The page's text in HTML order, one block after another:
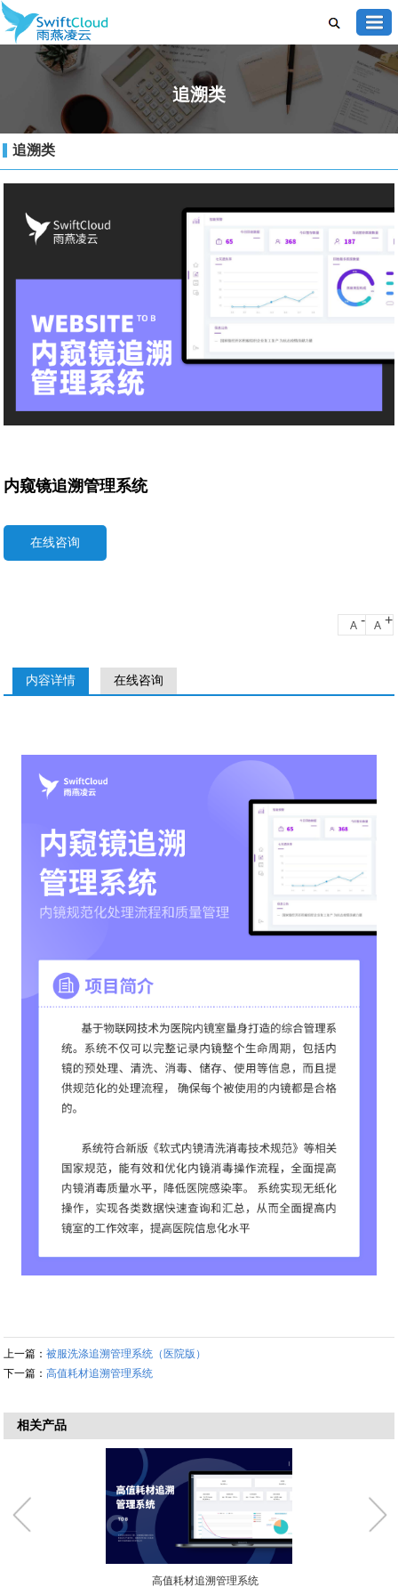
追溯类
追溯类
内窥镜追溯管理系统
在线咨询
A - A +
内容详情 在线咨询
上一篇：被服洗涤追溯管理系统（医院版）
下一篇：高值耗材追溯管理系统
相关产品
高值耗材追溯管理系统